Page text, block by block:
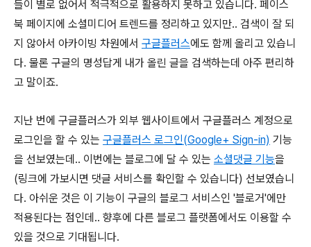
들이 별로 없어서 적극적으로 활용하지 못하고 있습니다. 페이스
북 페이지에 소셜미디어 트렌드를 정리하고 있지만.. 검색이 잘 되
지 않아서 아카이빙 차원에서 구글플러스에도 함께 올리고 있습니
다. 물론 구글의 명성답게 내가 올린 글을 검색하는데 아주 편리하
고 말이죠.
지난 번에 구글플러스가 외부 웹사이트에서 구글플러스 계정으로
로그인을 할 수 있는 구글플러스 로그인(Google+ Sign-in) 기능
을 선보였는데.. 이번에는 블로그에 달 수 있는 소셜댓글 기능을
(링크에 가보시면 댓글 서비스를 확인할 수 있습니다) 선보였습니
다. 아쉬운 것은 이 기능이 구글의 블로그 서비스인 '블로거'에만
적용된다는 점인데.. 향후에 다른 블로그 플랫폼에서도 이용할 수
있을 것으로 기대됩니다.